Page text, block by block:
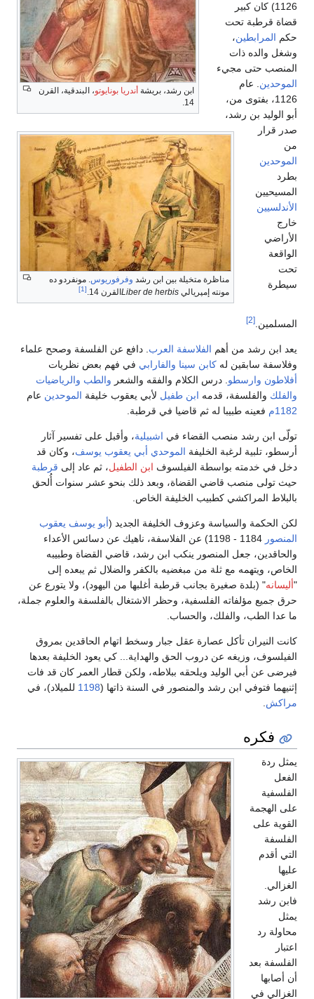
ابن رشد، بريشة أندريا بونايوتو، البندقية، القرن
14.
مناظرة متخيلة بين ابن رشد وفرفوريوس . مونفردو ده
مونته إمپريالي Liber de herbis القرن 14. [1]
1126) كان كبير
قضاة قرطبة تحت
حكم المرابطين،
وشغل والده ذات
المنصب حتى مجيء
الموحدين. عام
1126، بفتوى من،
أبو الوليد بن رشد،
صدر قرار
من
الموحدين
بطرد
المسيحيين
الأندلسيين
خارج
الأراضي
الواقعة
تحت
سيطرة
المسلمين. [2]
يعد ابن رشد من أهم الفلاسفة العرب . دافع عن الفلسفة وصحح علماء
وفلاسفة سابقين له كابن سينا والفارابي في فهم بعض نظريات
أفلاطون وارسطو . درس الكلام والفقه والشعر والطب والرياضيات
والفلك والفلسفة، قدمه ابن طفيل لأبي يعقوب خليفة الموحدين عام
1182م
فعينه طبيبا له ثم قاضيا في قرطبة.
تولّى ابن رشد منصب القضاء في اشبيلية، وأقبل على تفسير آثار
أرسطو، تلبية لرغبة الخليفة الموحدي أبي يعقوب يوسف، وكان قد
دخل في خدمته بواسطة الفيلسوف ابن الطفيل، ثم عاد إلى قرطبة
حيث تولى منصب قاضي القضاة، وبعد ذلك بنحو عشر سنوات أُلحق
بالبلاط المراكشي كطبيب الخليفة الخاص.
لكن الحكمة والسياسة وعزوف الخليفة الجديد (أبو يوسف يعقوب
المنصور
1184 - 1198) عن الفلاسفة، ناهيك عن دسائس الأعداء
والحاقدين، جعل المنصور ينكب ابن رشد، قاضي القضاة وطبيبه
الخاص، ويتهمه مع ثلة من مبغضيه بالكفر والضلال ثم يبعده إلى
"أليسانه" (بلدة صغيرة بجانب قرطبة أغلبها من اليهود)، ولا يتورع عن
حرق جميع مؤلفاته الفلسفية، وحظر الاشتغال بالفلسفة والعلوم جملة،
ما عدا الطب، والفلك، والحساب.
كانت النيران تأكل عصارة عقل جبار وسخط اتهام الحاقدين بمروق
الفيلسوف، وزيغه عن دروب الحق والهداية... كي يعود الخليفة بعدها
فيرضى عن أبي الوليد ويلحقه ببلاطه، ولكن قطار العمر كان قد فات
إثنيهما فتوفي ابن رشد والمنصور في السنة ذاتها (1198 للميلاد)، في
مراكش
فكره
يمثل ردة
الفعل
الفلسفية
على الهجمة
القوية على
الفلسفة
التي أقدم
عليها
الغزالي.
فابن رشد
يمثل
محاولة رد
اعتبار
الفلسفة بعد
أن أصابها
الغزالي في